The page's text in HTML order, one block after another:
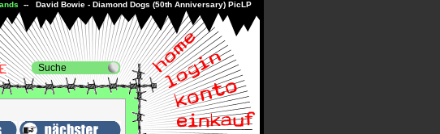
-- David Bowie - Diamond Dogs (50th Anniversary) PicLP